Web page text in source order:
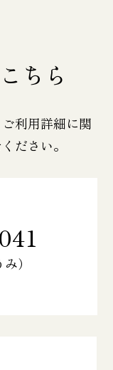
ちら
利用詳細に関
ださい。
）